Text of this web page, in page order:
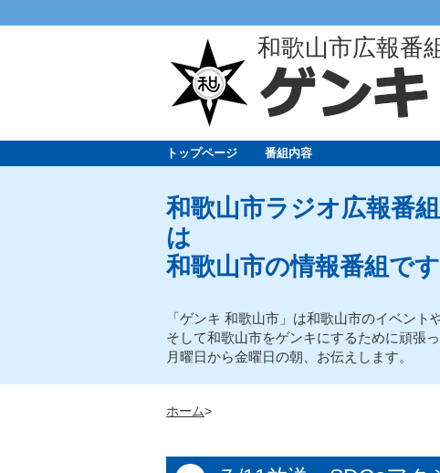
和歌山市広報番
トップページ 番組内容
和歌山市ラジオ広報番
は
和歌山市の情報番組です
「ゲンキ 和歌山市」は和歌山市のイベント
そして和歌山市をゲンキにするために頑張
月曜日から金曜日の朝、お伝えします。
ホーム>